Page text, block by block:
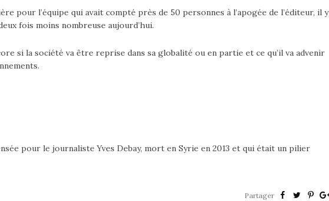
pour l’équipe qui avait compté près de 50 personnes à l’apogée de l’éditeur, il y
fois moins nombreuse aujourd’hui.
si la société va être reprise dans sa globalité ou en partie et ce qu’il va advenir
pour le journaliste Yves Debay, mort en Syrie en 2013 et qui était un pilier
Partager